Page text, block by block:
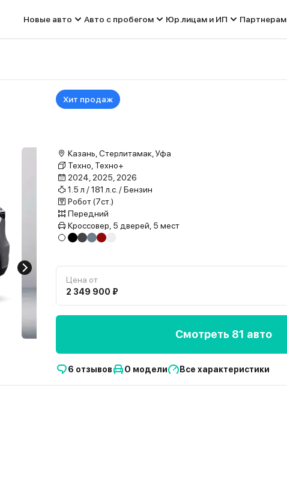
Новые авто Авто с пробегом Юр.лицам и ИП Партнерам
Хит продаж
Казань, Стерлитамак, Уфа
Техно, Техно+
2024, 2025, 2026
1.5 л / 181 л.с. / Бензин
Робот (7ст.)
Передний
Кроссовер, 5 дверей, 5 мест
Цена от
2 349 900 ₽
Смотреть 81 авто
6 отзывов О модели Все характеристики